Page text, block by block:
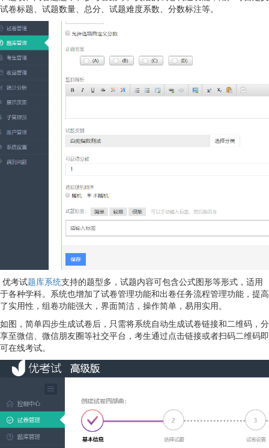
试卷标题、试题数量、总分、试题难度系数、分数标注等。
优考试题库系统支持的题型多，试题内容可包含公式图形等形式，适用
于各种学科。系统也增加了试卷管理功能和出卷任务流程管理功能，提高
了实用性，组卷功能强大，界面简洁，操作简单，易用实用。
如图，简单四步生成试卷后，只需将系统自动生成试卷链接和二维码，分
享至微信、微信朋友圈等社交平台，考生通过点击链接或者扫码二维码即
可在线考试。